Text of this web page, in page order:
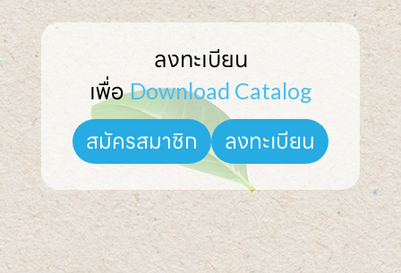
ลงทะเบียน
เพื่อ Download Catalog
สมัครสมาชิก ลงทะเบียน